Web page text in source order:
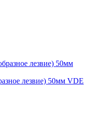
лезвие) 50мм VDE